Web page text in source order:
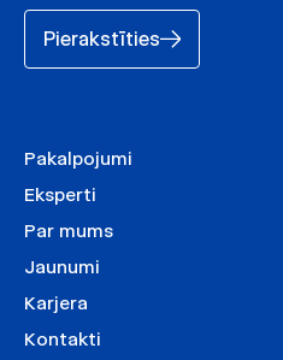
Pierakstīties
Pakalpojumi
Eksperti
Par mums
Jaunumi
Karjera
Kontakti